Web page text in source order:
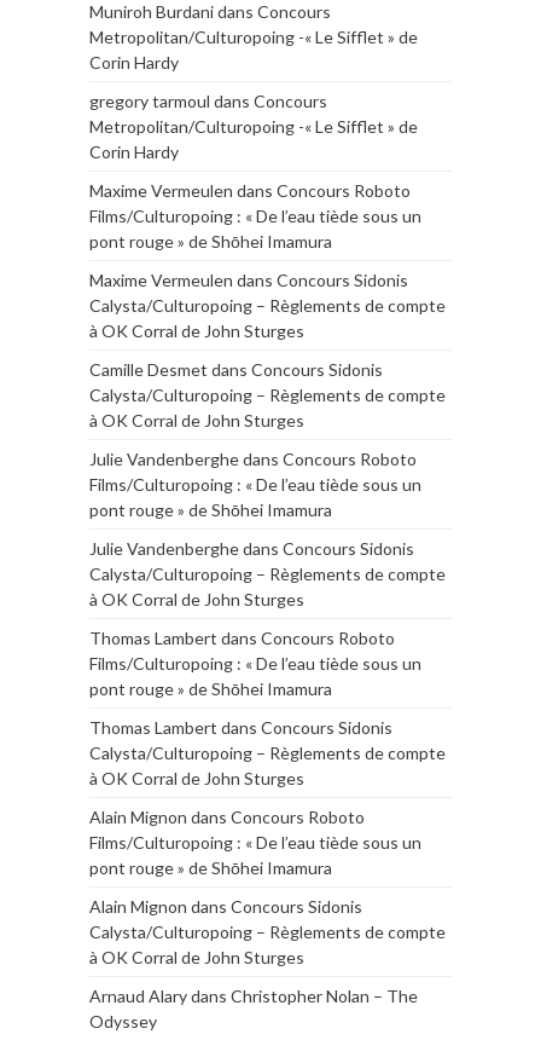
Muniroh Burdanidans Concours
Metropolitan/Culturopoing -« Le Sifflet » de
Corin Hardy
gregory tarmoul dans Concours
Metropolitan/Culturopoing -« Le Sifflet » de
Corin Hardy
Maxime Vermeulen dans Concours Roboto
Films/Culturopoing : « De l’eau tiède sous un
pont rouge » de Shōhei Imamura
Maxime Vermeulen dans Concours Sidonis
Calysta/Culturopoing – Règlements de compte
à OK Corral de John Sturges
Camille Desmet dans Concours Sidonis
Calysta/Culturopoing – Règlements de compte
à OK Corral de John Sturges
Julie Vandenberghedans Concours Roboto
Films/Culturopoing : « De l’eau tiède sous un
pont rouge » de Shōhei Imamura
Julie Vandenberghedans Concours Sidonis
Calysta/Culturopoing – Règlements de compte
à OK Corral de John Sturges
Thomas Lambert dans Concours Roboto
Films/Culturopoing : « De l’eau tiède sous un
pont rouge » de Shōhei Imamura
Thomas Lambert dans Concours Sidonis
Calysta/Culturopoing – Règlements de compte
à OK Corral de John Sturges
Alain Mignon dans Concours Roboto
Films/Culturopoing : « De l’eau tiède sous un
pont rouge » de Shōhei Imamura
Alain Mignon dans Concours Sidonis
Calysta/Culturopoing – Règlements de compte
à OK Corral de John Sturges
Arnaud Alarydans Christopher Nolan – The
Odyssey